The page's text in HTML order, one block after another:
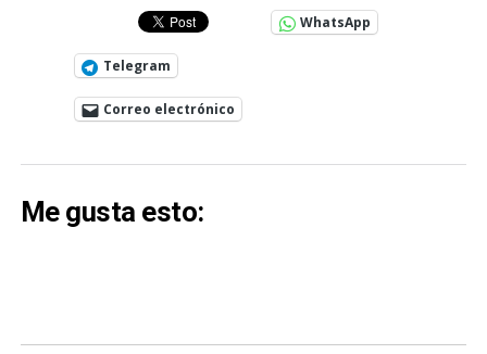
WhatsApp
Telegram
Correo electrónico
Me gusta esto: